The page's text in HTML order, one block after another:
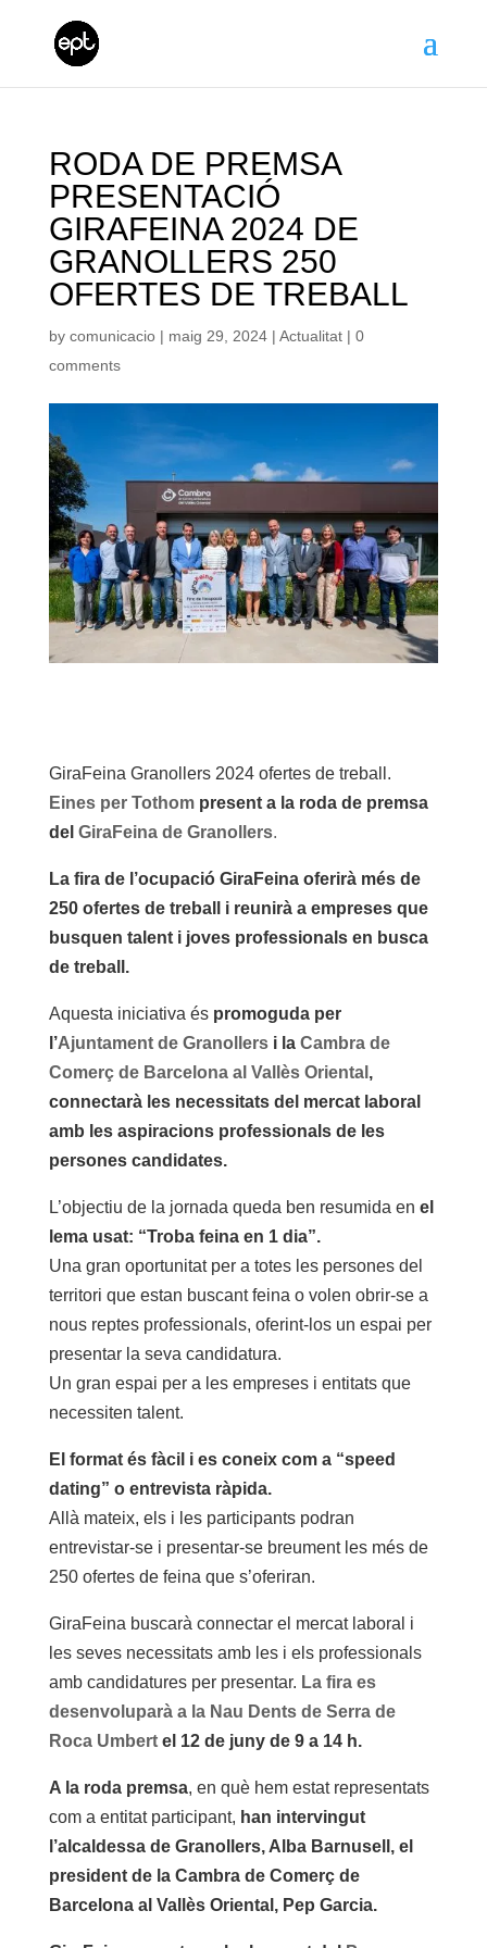
RODA DE PREMSA
PRESENTACIÓ
GIRAFEINA 2024 DE
GRANOLLERS 250
OFERTES DE TREBALL
by comunicacio| maig 29, 2024| Actualitat| 0
comments
GiraFeina Granollers 2024 ofertes de treball.
Eines per Tothompresent a la roda de premsa
del GiraFeina de Granollers.
La fira de l’ocupació GiraFeina oferirà més de
250 ofertes de treball i reunirà a empreses que
busquen talent i joves professionals en busca
de treball.
Aquesta iniciativa és promoguda per
l’Ajuntament de Granollersi la Cambra de
Comerç de Barcelona al Vallès Oriental ,
connectarà les necessitats del mercat laboral
amb les aspiracions professionals de les
persones candidates.
L’objectiu de la jornada queda ben resumida en el
lema usat: “Troba feina en 1 dia”.
Una gran oportunitat per a totes les persones del
territori que estan buscant feina o volen obrir-se a
nous reptes professionals, oferint-los un espai per
presentar la seva candidatura.
Un gran espai per a les empreses i entitats que
necessiten talent.
El format és fàcil i es coneix com a “speed
dating” o entrevista ràpida.
Allà mateix, els i les participants podran
entrevistar-se i presentar-se breument les més de
250 ofertes de feina que s’oferiran.
GiraFeina buscarà connectar el mercat laboral i
les seves necessitats amb les i els professionals
amb candidatures per presentar. La fira es
desenvoluparà a la Nau Dents de Serra de
Roca Umbertel 12 de juny de 9 a 14 h.
A la roda premsa, en què hem estat representats
com a entitat participant, han intervingut
l’alcaldessa de Granollers, Alba Barnusell, el
president de la Cambra de Comerç de
Barcelona al Vallès Oriental, Pep Garcia.